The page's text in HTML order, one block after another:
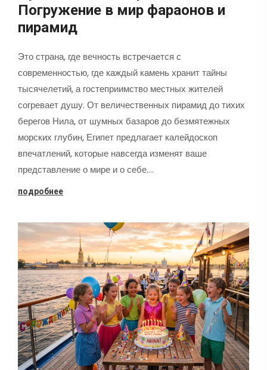
Погружение в мир фараонов и
пирамид
Это страна, где вечность встречается с
современностью, где каждый камень хранит тайны
тысячелетий, а гостеприимство местных жителей
согревает душу. От величественных пирамид до тихих
берегов Нила, от шумных базаров до безмятежных
морских глубин, Египет предлагает калейдоскоп
впечатлений, которые навсегда изменят ваше
представление о мире и о себе.…
подробнее